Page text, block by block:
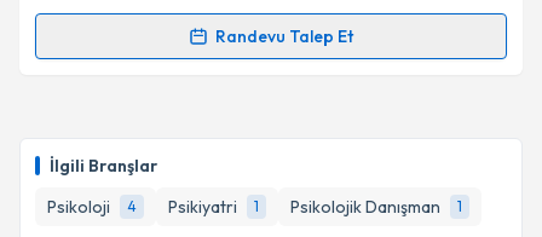
İlgili Branşlar
Psikoloji
4 Psikiyatri 1 Psikolojik Danışman 1
Takvim Talebini Gönder
Randevu Talep Et
Randevu Takvimi Talebi
hazırlandığında e-posta ile bilgilendireceğiz.
E-posta Adresiniz